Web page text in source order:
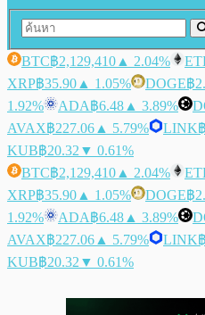
BTC฿2,129,410 ▲ 2.04%
XRP฿35.90 ▲ 1.05% DOGE฿
1.92%
ADA฿6.48 ▲ 3.89%
AVAX฿227.06 ▲ 5.79% LINK
KUB฿20.32 ▼ 0.61%
BTC฿2,129,410 ▲ 2.04%
XRP฿35.90 ▲ 1.05% DOGE฿
1.92%
ADA฿6.48 ▲ 3.89%
AVAX฿227.06 ▲ 5.79% LINK
KUB฿20.32 ▼ 0.61%